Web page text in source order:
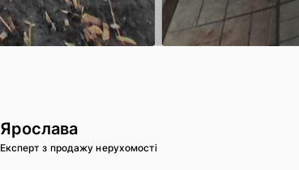
Ярослава
Експерт з продажу нерухомості